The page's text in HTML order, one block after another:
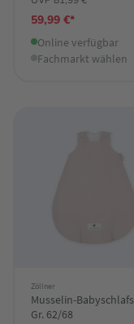
59,99 €*
Online verfügbar
Fachmarkt wählen
Zöllner
Musselin-
Gr. 62/68